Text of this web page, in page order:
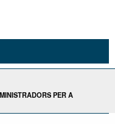
PER A